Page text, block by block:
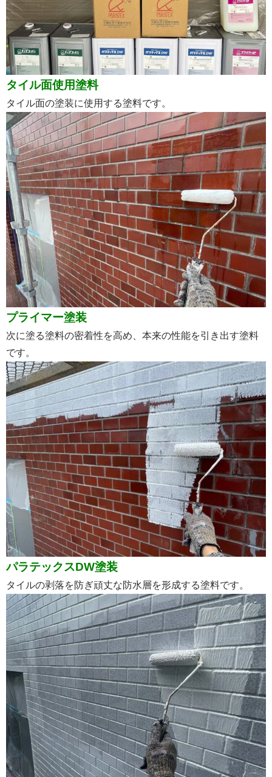
タイル面使用塗料
タイル面の塗装に使用する塗料です。
プライマー塗装
次に塗る塗料の密着性を高め、本来の性能を引き出す塗料
です。
パラテックスDW塗装
タイルの剥落を防ぎ頑丈な防水層を形成する塗料です。